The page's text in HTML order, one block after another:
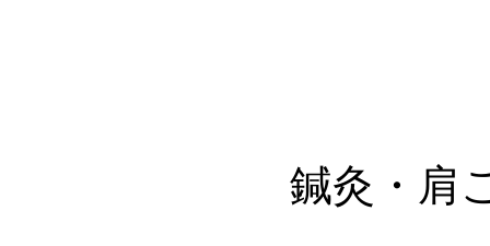
鍼灸・肩